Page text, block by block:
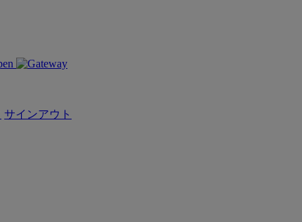
サインアウト